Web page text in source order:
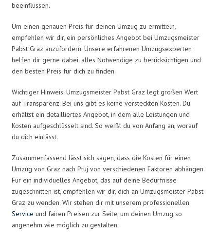
beeinflussen.
Um einen genauen Preis für deinen Umzug zu ermitteln,
empfehlen wir dir, ein persönliches Angebot bei Umzugsmeister
Pabst Graz anzufordern. Unsere erfahrenen Umzugsexperten
helfen dir gerne dabei, alles Notwendige zu berücksichtigen und
den besten Preis für dich zu finden.
Wichtiger Hinweis: Umzugsmeister Pabst Graz legt großen Wert
auf Transparenz. Bei uns gibt es keine versteckten Kosten. Du
erhältst ein detailliertes Angebot, in dem alle Leistungen und
Kosten aufgeschlüsselt sind. So weißt du von Anfang an, worauf
du dich einlässt.
Zusammenfassend lässt sich sagen, dass die Kosten für einen
Umzug von Graz nach Ptuj von verschiedenen Faktoren abhängen.
Für ein individuelles Angebot, das auf deine Bedürfnisse
zugeschnitten ist, empfehlen wir dir, dich an Umzugsmeister Pabst
Graz zu wenden. Wir stehen dir mit unserem professionellen
Service und fairen Preisen zur Seite, um deinen Umzug so
angenehm wie möglich zu gestalten.